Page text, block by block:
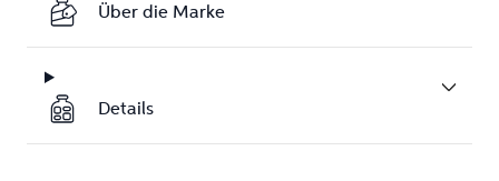
Über die Marke
Details